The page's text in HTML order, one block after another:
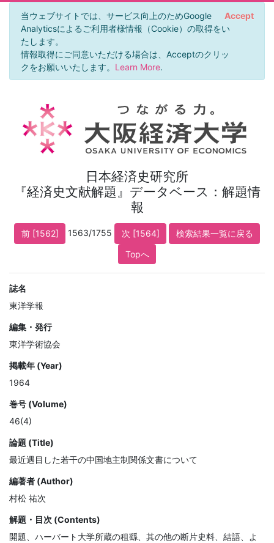
当ウェブサイトでは、サービス向上のためGoogle
Analyticsによるご利用者様情報（Cookie）の取得をい
たします。
情報取得にご同意いただける場合は、Acceptのクリッ
クをお願いいたします。 Learn More.
Accept
日本経済史研究所
『経済史文献解題』データベース：解題情
報
前 [1562] 1563/1755 次 [1564]
検索結果一覧に戻る
Topへ
誌名
東洋学報
編集・発行
東洋学術協会
掲載年 (Year)
1964
巻号 (Volume)
46(4)
論題 (Title)
最近遇目した若干の中国地主制関係文書について
編著者 (Author)
村松 祐次
解題・目次 (Contents)
開題、ハーバート大学所蔵の租繇、其の他の断片史料、結語、よ